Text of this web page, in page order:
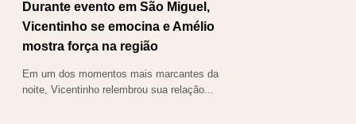
Durante evento em São Miguel,
Vicentinho se emocina e Amélio
mostra força na região
Em um dos momentos mais marcantes da
noite, Vicentinho relembrou sua relação...